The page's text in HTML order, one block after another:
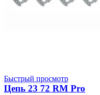
Быстрый просмотр
Цепь 23 72 RM Pro